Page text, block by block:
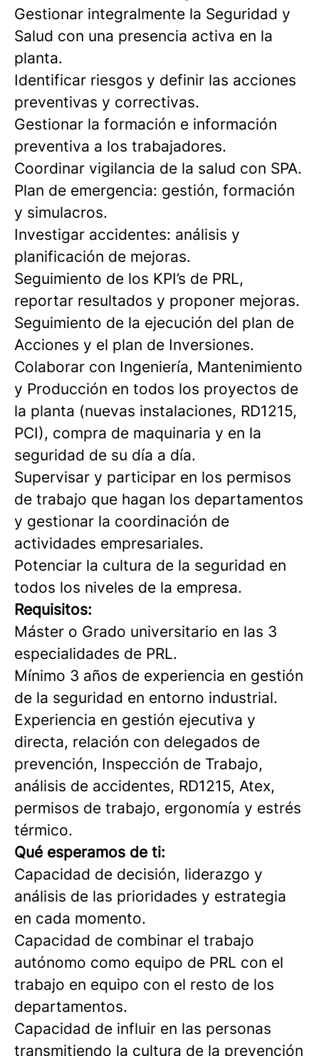
Gestionar integralmente la Seguridad y
Salud con una presencia activa en la
planta.
Identificar riesgos y definir las acciones
preventivas y correctivas.
Gestionar la formación e información
preventiva a los trabajadores.
Coordinar vigilancia de la salud con SPA.
Plan de emergencia: gestión, formación
y simulacros.
Investigar accidentes: análisis y
planificación de mejoras.
Seguimiento de los KPI’s de PRL,
reportar resultados y proponer mejoras.
Seguimiento de la ejecución del plan de
Acciones y el plan de Inversiones.
Colaborar con Ingeniería, Mantenimiento
y Producción en todos los proyectos de
la planta (nuevas instalaciones, RD1215,
PCI), compra de maquinaria y en la
seguridad de su día a día.
Supervisar y participar en los permisos
de trabajo que hagan los departamentos
y gestionar la coordinación de
actividades empresariales.
Potenciar la cultura de la seguridad en
todos los niveles de la empresa.
Requisitos:
Máster o Grado universitario en las 3
especialidades de PRL.
Mínimo 3 años de experiencia en gestión
de la seguridad en entorno industrial.
Experiencia en gestión ejecutiva y
directa, relación con delegados de
prevención, Inspección de Trabajo,
análisis de accidentes, RD1215, Atex,
permisos de trabajo, ergonomía y estrés
térmico.
Qué esperamos de ti:
Capacidad de decisión, liderazgo y
análisis de las prioridades y estrategia
en cada momento.
Capacidad de combinar el trabajo
autónomo como equipo de PRL con el
trabajo en equipo con el resto de los
departamentos.
Capacidad de influir en las personas
transmitiendo la cultura de la prevención